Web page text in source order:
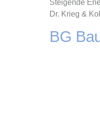
Steigende
Dr. Krieg &
BG